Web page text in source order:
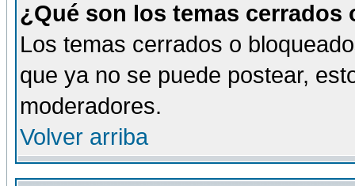
¿Qué son los temas cerrados
Los temas cerrados o
que ya no se puede postear,
moderadores.
Volver arriba